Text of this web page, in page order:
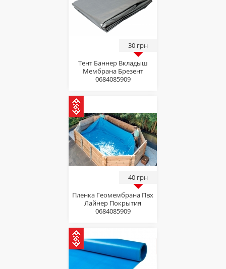
30 грн
Тент Баннер Вкладыш
Мембрана Брезент
0684085909
40 грн
Пленка Геомембрана Пвх
Лайнер Покрытия
0684085909